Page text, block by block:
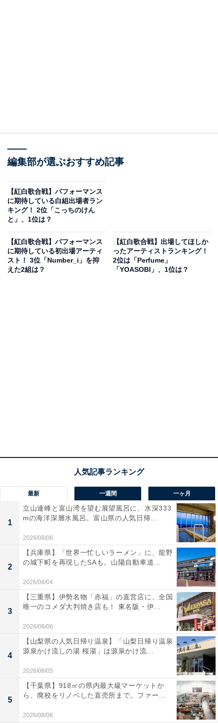
編集部が選ぶおすすめ記事
【紅白歌合戦】パフォーマンス
に期待している白組出場者ラン
キング！ 2位「こっちのけん
と」、1位は？
【紅白歌合戦】パフォーマンス
に期待している初出場アーティ
スト！ 3位「Number_i」を抑
えた2組は？
【紅白歌合戦】出場してほしか
ったアーティストランキング！
2位は「Perfume」
「YOASOBI」、1位は？
最新 一週間 一ヶ月
1
立山連峰と富山湾を望む展望風呂に、水深333
mの海洋深層水風呂。富山県の人気日帰...
2026/08/06
2
【兵庫県】「世界一忙しいラーメン」に、龍野
の城下町を再現したSAも。山陽自動車道...
2026/08/04
3
【三重県】伊勢名物「赤福」の直営店に、全国
唯一のコメダ大判焼き店も！ 東名阪・伊...
2026/08/06
4
【山梨県の人気日帰り温泉】「山梨日帰り温泉
源泉かけ流しの湯 桜湯」は源泉かけ流...
2026/08/05
5
【千葉県】918㎡の県内最大級マーケットか
ら、廃校をリノベした直売所まで。ファー...
2026/08/06